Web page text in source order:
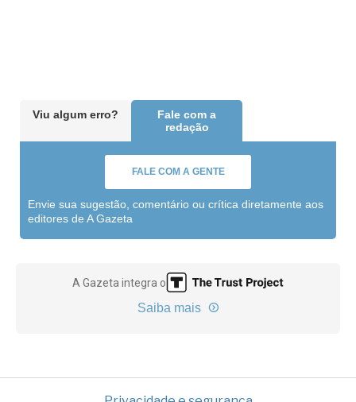
Viu algum erro?
Fale com a
redação
FALE COM A GENTE
Envie sua sugestão, comentário ou crítica diretamente aos
editores de A Gazeta
A Gazeta integra o
Saiba mais